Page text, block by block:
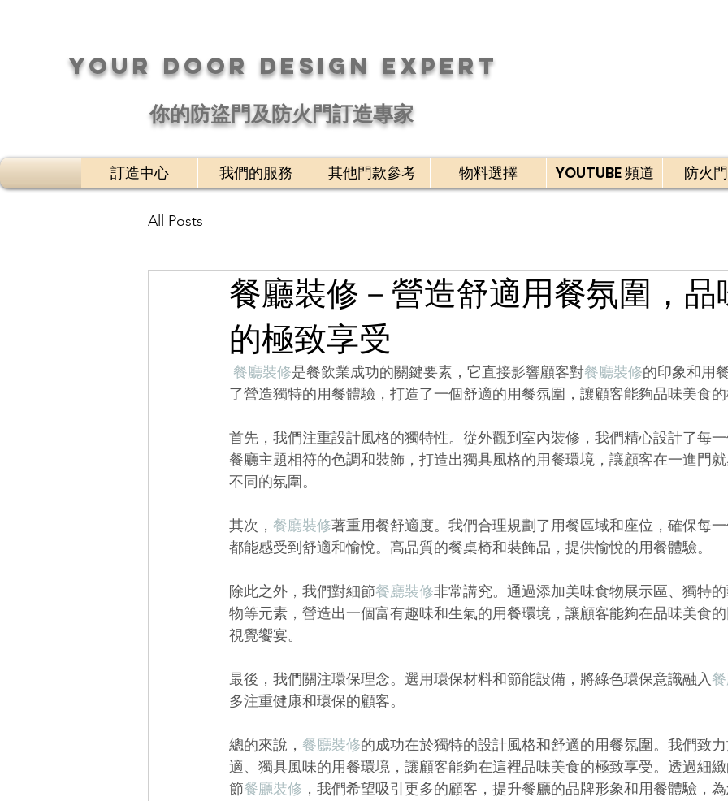
your DOOR design Expert
​你的防盜門及防火門訂造專家
訂造中心 我們的服務 其他門款參考 物料選擇 YOUTUBE 頻道 防火
All Posts
餐廳裝修－營造舒適用餐氛圍，品
的極致享受
餐廳裝修是餐飲業成功的關鍵要素，它直接影響顧客對餐廳裝修的印象和用
了營造獨特的用餐體驗，打造了一個舒適的用餐氛圍，讓顧客能夠品味美食的
首先，我們注重設計風格的獨特性。從外觀到室內裝修，我們精心設計了每
餐廳主題相符的色調和裝飾，打造出獨具風格的用餐環境，讓顧客在一進門
不同的氛圍。
其次， 餐廳裝修著重用餐舒適度。我們合理規劃了用餐區域和座位，確保每
都能感受到舒適和愉悅。高品質的餐桌椅和裝飾品，提供愉悅的用餐體驗。
除此之外，我們對細節餐廳裝修非常講究。通過添加美味食物展示區、獨特
物等元素，營造出一個富有趣味和生氣的用餐環境，讓顧客能夠在品味美食
視覺饗宴。
最後，我們關注環保理念。選用環保材料和節能設備，將綠色環保意識融入
多注重健康和環保的顧客。
總的來說， 餐廳裝修的成功在於獨特的設計風格和舒適的用餐氛圍。我們致
適、獨具風味的用餐環境，讓顧客能夠在這裡品味美食的極致享受。透過細
節餐廳裝修 ，我們希望吸引更多的顧客，提升餐廳的品牌形象和用餐體驗，